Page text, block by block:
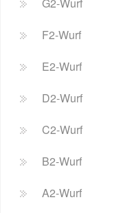
F2-Wurf
E2-Wurf
D2-Wurf
C2-Wurf
B2-Wurf
A2-Wurf